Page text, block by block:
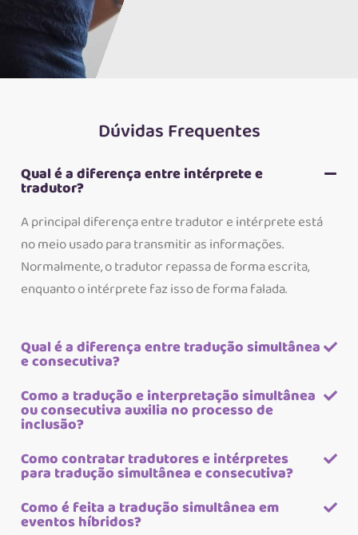
Dúvidas Frequentes
Qual é a diferença entre intérprete e
tradutor?
A principal diferença entre tradutor e intérprete está
no meio usado para transmitir as informações.
Normalmente, o tradutor repassa de forma escrita,
enquanto o intérprete faz isso de forma falada.
Qual é a diferença entre tradução simultânea
e consecutiva?
Como a tradução e interpretação simultânea
ou consecutiva auxilia no processo de
inclusão?
Como contratar tradutores e intérpretes
para tradução simultânea e consecutiva?
Como é feita a tradução simultânea em
eventos híbridos?